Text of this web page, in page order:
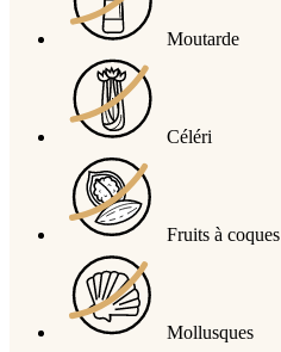
Moutarde
Céléri
Fruits à coques
Mollusques